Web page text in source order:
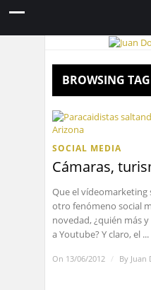
BROWSING TAG
SOCIAL MEDIA
Cámaras,
Que el vídeomarketing
otro fenómeno social
novedad, ¿quién más
a Youtube? Y claro, el ...
On 13/06/2012 / By Juan